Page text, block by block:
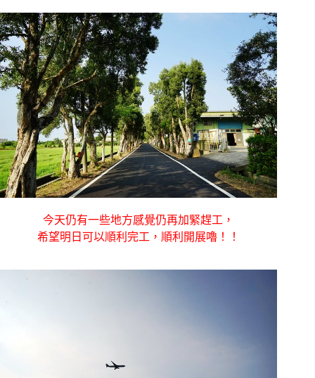
今天仍有一些地方感覺仍再加緊趕工，
希望明日可以順利完工，順利開展嚕！！